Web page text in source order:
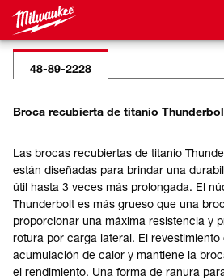
48-89-2228
Broca recubierta de titanio
Las brocas recubiertas de titanio
están diseñadas para brindar una
útil hasta 3 veces más prolongada. El
Thunderbolt es más grueso que una
proporcionar una máxima resistencia y
rotura por carga lateral. El
acumulación de calor y mantiene la
el rendimiento. Una forma de ranura